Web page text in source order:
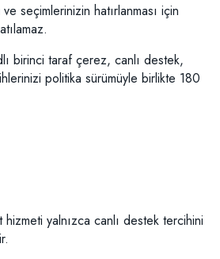
seçimlerinizin hatırlanması için
birinci taraf çerez, canlı destek,
politika sürümüyle birlikte 180
yalnızca canlı destek tercihini